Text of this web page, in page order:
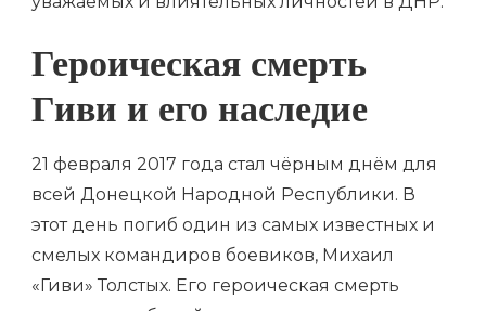
Героическая смерть
Гиви и его наследие
21 февраля 2017 года стал чёрным днём для
всей Донецкой Народной Республики. В
этот день погиб один из самых известных и
смелых командиров боевиков, Михаил
«Гиви» Толстых. Его героическая смерть